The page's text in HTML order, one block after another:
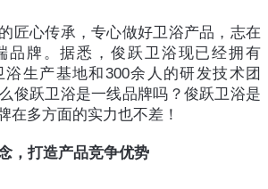
匠心传承，专心做好卫浴产品，志在
品牌。据悉，俊跃卫浴现已经拥有
浴生产基地和300余人的研发技术团
俊跃卫浴是一线品牌吗？俊跃卫浴是
在多方面的实力也不差！
，打造产品竞争优势